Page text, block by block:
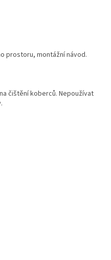
prostoru, montážní návod.
čištění koberců. Nepoužívat